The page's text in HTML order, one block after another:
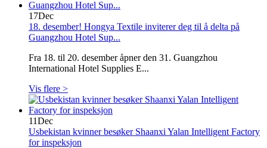
17Dec
18. desember! Hongya Textile inviterer deg til å delta på
Guangzhou Hotel Sup...
Fra 18. til 20. desember åpner den 31. Guangzhou
International Hotel Supplies E...
Vis flere >
11Dec
Usbekistan kvinner besøker Shaanxi Yalan Intelligent Factory
for inspeksjon